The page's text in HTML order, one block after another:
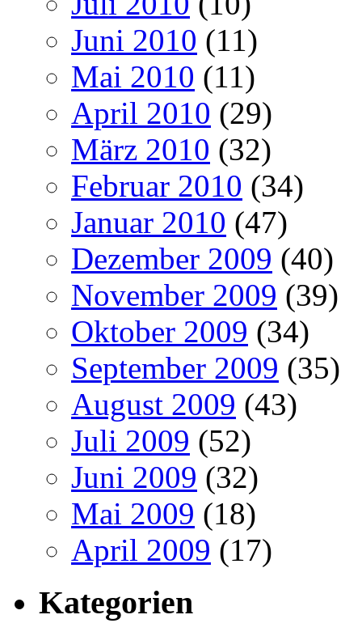
Juni 2010 (11)
Mai 2010 (11)
April 2010 (29)
März 2010 (32)
Februar 2010 (34)
Januar 2010 (47)
Dezember 2009 (40)
November 2009 (39)
Oktober 2009 (34)
September 2009 (35)
August 2009 (43)
Juli 2009 (52)
Juni 2009 (32)
Mai 2009 (18)
April 2009 (17)
Kategorien